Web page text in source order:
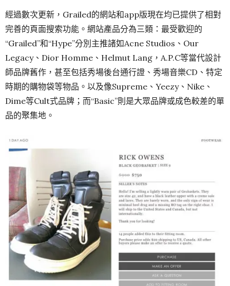
經過數次更新，Grailed的網站和app版現在均已提供了相對
完善的頁面搜索功能。網站產品分為三類：最受歡迎的
“Grailed”和“Hype”分別主推諸如Acne Studios、Our
Legacy、Dior Homme、Helmut Lang，A.P.C等當代設計
師品牌舊作，甚至包括秀場後台通行證、秀場音樂CD、特定
時期的購物袋等物品。以及像Supreme、Yeezy、Nike、
Dime等Cult式品牌；而“Basic”則是大眾品牌或成色較差的單
品的聚集地。